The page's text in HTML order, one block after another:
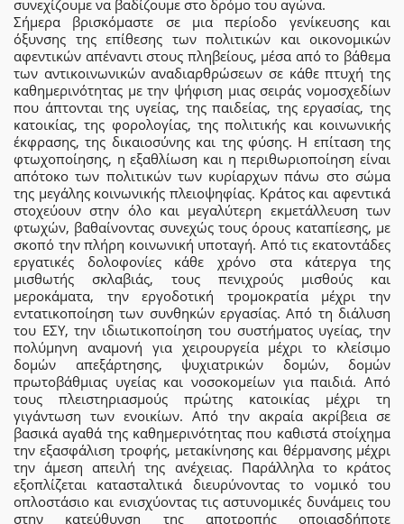
συνεχίζουμε να βαδίζουμε στο δρόμο του αγώνα.
Σήμερα βρισκόμαστε σε μια περίοδο γενίκευσης και
όξυνσης της επίθεσης των πολιτικών και οικονομικών
αφεντικών απέναντι στους πληβείους, μέσα από το βάθεμα
των αντικοινωνικών αναδιαρθρώσεων σε κάθε πτυχή της
καθημερινότητας με την ψήφιση μιας σειράς νομοσχεδίων
που άπτονται της υγείας, της παιδείας, της εργασίας, της
κατοικίας, της φορολογίας, της πολιτικής και κοινωνικής
έκφρασης, της δικαιοσύνης και της φύσης. Η επίταση της
φτωχοποίησης, η εξαθλίωση και η περιθωριοποίηση είναι
απότοκο των πολιτικών των κυρίαρχων πάνω στο σώμα
της μεγάλης κοινωνικής πλειοψηφίας. Κράτος και αφεντικά
στοχεύουν στην όλο και μεγαλύτερη εκμετάλλευση των
φτωχών, βαθαίνοντας συνεχώς τους όρους καταπίεσης, με
σκοπό την πλήρη κοινωνική υποταγή. Από τις εκατοντάδες
εργατικές δολοφονίες κάθε χρόνο στα κάτεργα της
μισθωτής σκλαβιάς, τους πενιχρούς μισθούς και
μεροκάματα, την εργοδοτική τρομοκρατία μέχρι την
εντατικοποίηση των συνθηκών εργασίας. Από τη διάλυση
του ΕΣΥ, την ιδιωτικοποίηση του συστήματος υγείας, την
πολύμηνη αναμονή για χειρουργεία μέχρι το κλείσιμο
δομών απεξάρτησης, ψυχιατρικών δομών, δομών
πρωτοβάθμιας υγείας και νοσοκομείων για παιδιά. Από
τους πλειστηριασμούς πρώτης κατοικίας μέχρι τη
γιγάντωση των ενοικίων. Από την ακραία ακρίβεια σε
βασικά αγαθά της καθημερινότητας που καθιστά στοίχημα
την εξασφάλιση τροφής, μετακίνησης και θέρμανσης μέχρι
την άμεση απειλή της ανέχειας. Παράλληλα το κράτος
εξοπλίζεται κατασταλτικά διευρύνοντας το νομικό του
οπλοστάσιο και ενισχύοντας τις αστυνομικές δυνάμεις του
στην κατεύθυνση της αποτροπής οποιασδήποτε